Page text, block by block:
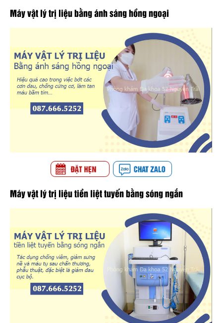
Máy vật lý trị liệu bằng ánh sáng hồng ngoại
Máy vật lý trị liệu tiền liệt tuyến bằng sóng ngắn